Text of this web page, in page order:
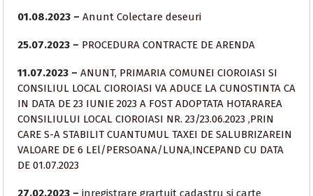
01.08.2023 – Anunt Colectare deseuri
25.07.2023 – PROCEDURA CONTRACTE DE ARENDA
11.07.2023 – ANUNT, PRIMARIA COMUNEI CIOROIASI SI
CONSILIUL LOCAL CIOROIASI VA ADUCE LA CUNOSTINTA CA
IN DATA DE 23 IUNIE 2023 A FOST ADOPTATA HOTARAREA
CONSILIULUI LOCAL CIOROIASI NR. 23/23.06.2023 ,PRIN
CARE S-A STABILIT CUANTUMUL TAXEI DE SALUBRIZAREIN
VALOARE DE 6 LEl/PERSOANA/LUNA,INCEPAND CU DATA
DE 01.07.2023
27.02.2023 – inregistrare grartuit cadastru si carte